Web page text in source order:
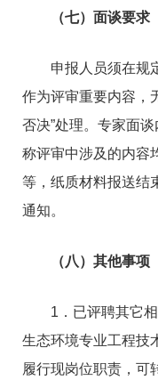
（七）面谈要求
申报人员须在规定
作为评审重要内容，
否决”处理。专家面
称评审中涉及的内容
等，纸质材料报送结
通知。
（八）其他事项
1．已评聘其它相
生态环境专业工程技
履行现岗位职责，可